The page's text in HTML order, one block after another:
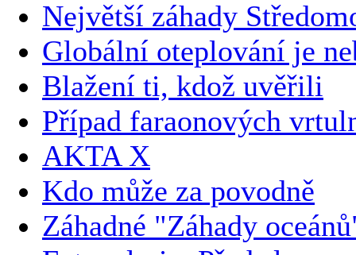
Největší záhady
Globální oteplování je
Blažení ti, kdož uvěřili
Případ faraonových
AKTA X
Kdo může za povodně
Záhadné "Záhady